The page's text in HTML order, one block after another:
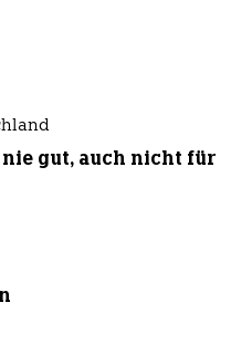
gut, auch nicht für